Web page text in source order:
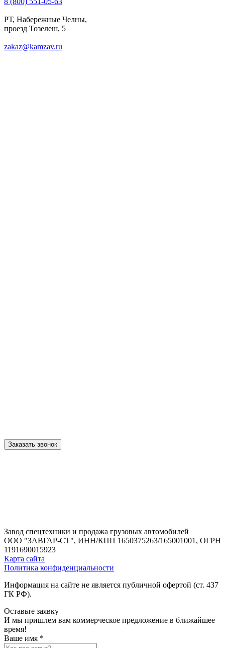
РТ, Набережные Челны,
проезд Тозелеш, 5
zakaz@kamzav.ru
Заказать звонок
Завод спецтехники и продажа грузовых автомобилей
ООО "ЗАВГАР-СТ", ИНН/КПП 1650375263/165001001, ОГРН
1191690015923
Карта сайта
Политика конфиденциальности
Информация на сайте не является публичной офертой (ст. 437
ГК РФ).
Оставьте заявку
И мы пришлем вам коммерческое предложение в ближайшее
время!
Ваше имя *